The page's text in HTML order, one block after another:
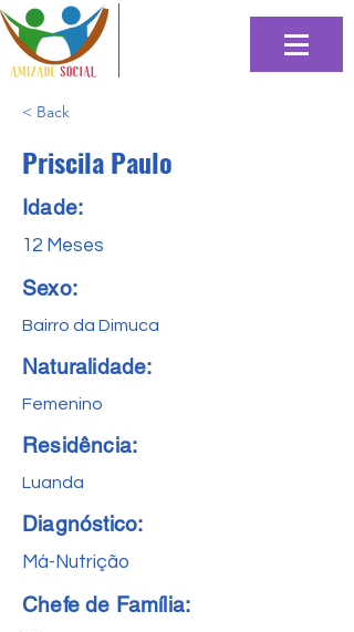
< Back
Priscila Paulo
Idade:
12 Meses
Sexo:
Bairro da Dimuca
Naturalidade:
Femenino
Residência:
Luanda
Diagnóstico:
Má-Nutrição
Chefe de Família: